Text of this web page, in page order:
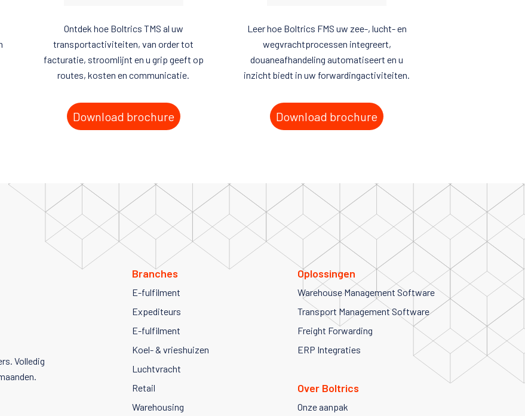
Ontdek hoe Boltrics TMS al uw
transportactiviteiten, van order tot
facturatie, stroomlijnt en u grip geeft op
routes, kosten en communicatie.
Download brochure
Leer hoe Boltrics FMS uw zee-, lucht- en
wegvrachtprocessen integreert,
douaneafhandeling automatiseert en u
inzicht biedt in uw forwardingactiviteiten.
Download brochure
Volledig
Branches
E-fulfilment
Expediteurs
E-fulfilment
Koel- & vrieshuizen
Luchtvracht
Retail
Warehousing
Oplossingen
Warehouse Management Software
Transport Management Software
Freight Forwarding
ERP Integraties
Over Boltrics
Onze aanpak